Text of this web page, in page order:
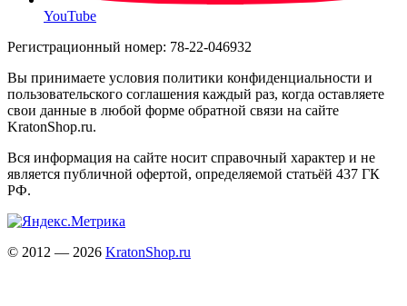
YouTube
Регистрационный номер: 78-22-046932
Вы принимаете условия политики конфиденциальности и
пользовательского соглашения каждый раз, когда оставляете
свои данные в любой форме обратной связи на сайте
KratonShop.ru.
Вся информация на сайте носит справочный характер и не
является публичной офертой, определяемой статьёй 437 ГК
РФ.
© 2012 — 2026 KratonShop.ru